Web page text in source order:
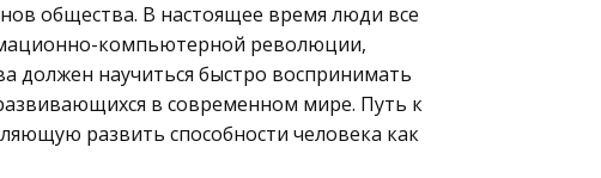
общества. В настоящее время люди все
компьютерной революции,
должен научиться быстро воспринимать
в современном мире. Путь к
развить способности человека как